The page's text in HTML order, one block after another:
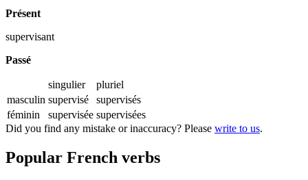
Présent
supervisant
Passé
singulier
pluriel
masculin supervisé
supervisés
féminin
supervisée supervisées
Did you find any mistake or inaccuracy? Please write to us.
Popular French verbs